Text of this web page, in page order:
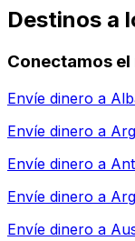
Destinos a
Conectamos el
Envíe dinero a
Envíe dinero a
Envíe dinero a
Envíe dinero a
Envíe dinero a